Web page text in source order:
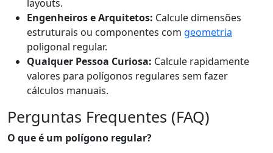
layouts.
Engenheiros e Arquitetos: Calcule dimensões
estruturais ou componentes com geometria
poligonal regular.
Qualquer Pessoa Curiosa: Calcule rapidamente
valores para polígonos regulares sem fazer
cálculos manuais.
Perguntas Frequentes (FAQ)
O que é um polígono regular?